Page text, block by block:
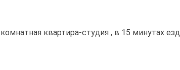
квартира-студия , в 15 минутах